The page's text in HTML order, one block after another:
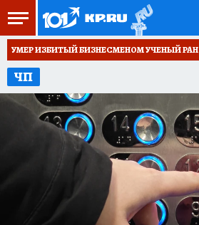
УМЕР ИЗБИТЫЙ БИЗНЕСМЕНОМ УЧЕНЫЙ РАН
ЧП